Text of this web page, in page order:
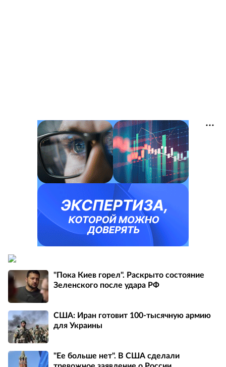
"Пока Киев горел". Раскрыто состояние
Зеленского после удара РФ
США: Иран готовит 100-тысячную армию
для Украины
"Ее больше нет". В США сделали